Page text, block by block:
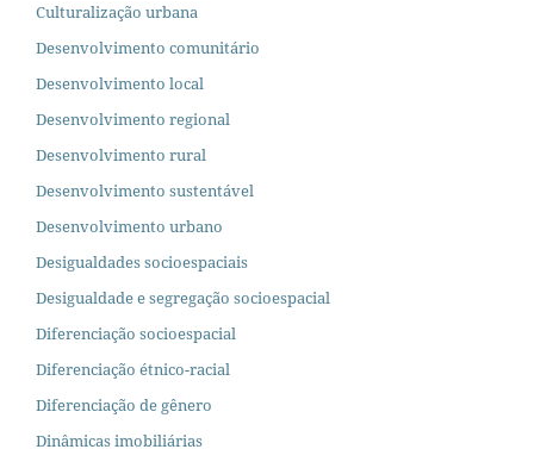
Culturalização urbana
Desenvolvimento comunitário
Desenvolvimento local
Desenvolvimento regional
Desenvolvimento rural
Desenvolvimento sustentável
Desenvolvimento urbano
Desigualdades socioespaciais
Desigualdade e segregação socioespacial
Diferenciação socioespacial
Diferenciação étnico-racial
Diferenciação de gênero
Dinâmicas imobiliárias